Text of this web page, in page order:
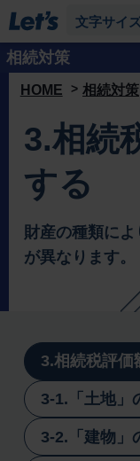
文字サイ
相続対策
提案メニュー
相続発生前対
相続発生後対応
1.相続人を把
4.相続税発生
レッツと考える相
Model Case 1
HOME 相続対策
3.相続
する
財産の種類に
が異なります。
3.相続税評価
3-1.「土地」
3-2.「建物」